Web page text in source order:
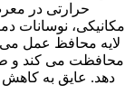
حرارتی در
مکانیکی، نوسانات
لایه محافظ عمل می
محافظت می کند و
دهد. عایق به کاهش